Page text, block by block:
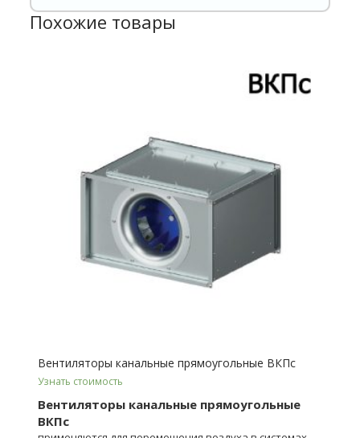
Похожие товары
Вентиляторы канальные прямоугольные ВКПс
Узнать стоимость
Вентиляторы канальные прямоугольные
ВКПс